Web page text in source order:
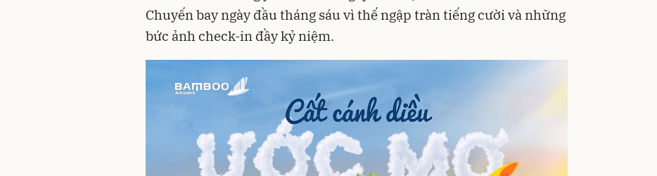
Chuyến bay ngày đầu tháng sáu vì thế ngập tràn tiếng cười và những
bức ảnh check-in đầy kỷ niệm.